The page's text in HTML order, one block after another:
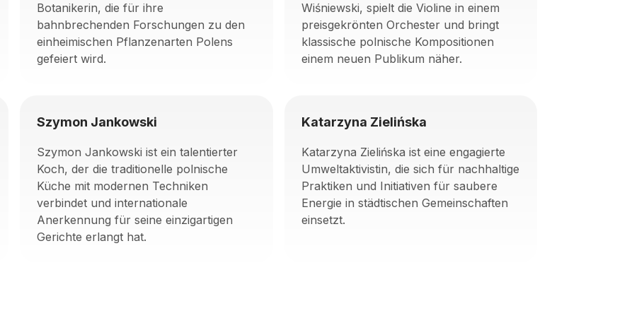
Botanikerin, die für ihre
bahnbrechenden Forschungen zu den
einheimischen Pflanzenarten Polens
gefeiert wird.
Wiśniewski, spielt die Violine in einem
preisgekrönten Orchester und bringt
klassische polnische Kompositionen
einem neuen Publikum näher.
Szymon Jankowski
Szymon Jankowski ist ein talentierter
Koch, der die traditionelle polnische
Küche mit modernen Techniken
verbindet und internationale
Anerkennung für seine einzigartigen
Gerichte erlangt hat.
Katarzyna Zielińska
Katarzyna Zielińska ist eine engagierte
Umweltaktivistin, die sich für nachhaltige
Praktiken und Initiativen für saubere
Energie in städtischen Gemeinschaften
einsetzt.